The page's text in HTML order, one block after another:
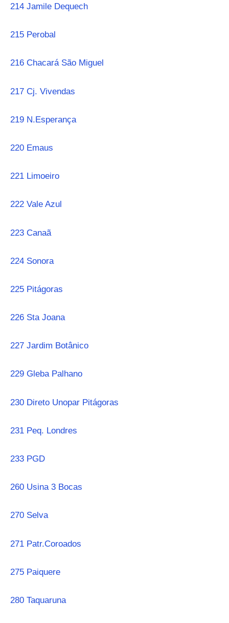
214 Jamile Dequech
215 Perobal
216 Chacará São Miguel
217 Cj. Vivendas
219 N.Esperança
220 Emaus
221 Limoeiro
222 Vale Azul
223 Canaã
224 Sonora
225 Pitágoras
226 Sta Joana
227 Jardim Botânico
229 Gleba Palhano
230 Direto Unopar Pitágoras
231 Peq. Londres
233 PGD
260 Usina 3 Bocas
270 Selva
271 Patr.Coroados
275 Paiquere
280 Taquaruna